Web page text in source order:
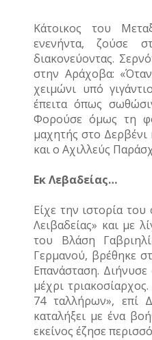
Κάτοικος του
ενενήντα, ζούσε
διακονεύοντας.
στην Αράχοβα: «
χειμώνι υπό
έπειτα όπως
Φορούσε όμως τη
μαχητής στο
και ο Αχιλλεύς
Εκ Λεβαδείας…
Είχε την ιστορία
Λειβαδείας» και με
του Βλάση
Γερμανού, βρέθηκε
Επανάσταση. Διήνυσε
μέχρι
74 ταλλήρων», επί
καταλήξει με ένα
εκείνος έζησε